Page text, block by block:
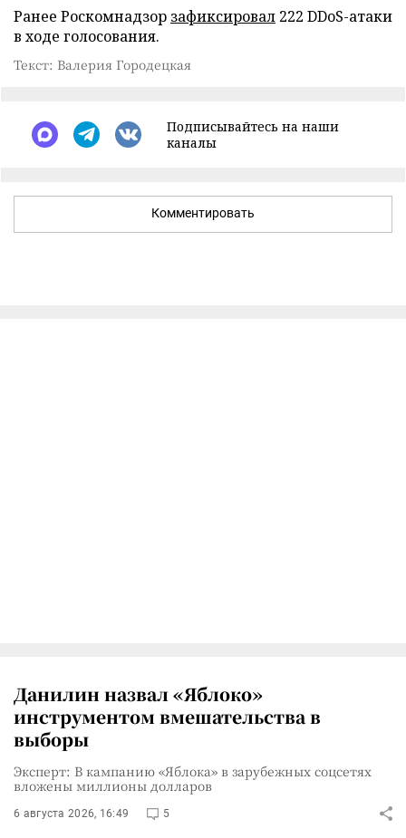
Ранее Роскомнадзор зафиксировал 222 DDoS-атаки
в ходе голосования.
Текст: Валерия Городецкая
Подписывайтесь на наши
каналы
Комментировать
Данилин назвал «Яблоко»
инструментом вмешательства в
выборы
Эксперт: В кампанию «Яблока» в зарубежных соцсетях
вложены миллионы долларов
6 августа 2026, 16:49 5